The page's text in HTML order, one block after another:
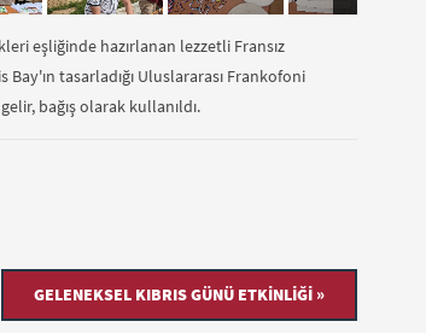
eşliğinde hazırlanan lezzetli Fransız
tasarladığı Uluslararası Frankofoni
bağış olarak kullanıldı.
GELENEKSEL KIBRIS GÜNÜ ETKINLIĞI »